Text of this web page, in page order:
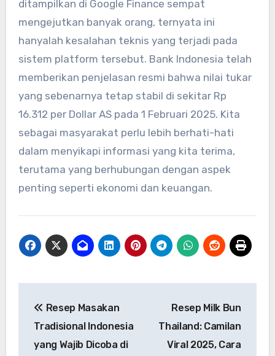
ditampilkan di Google Finance sempat
mengejutkan banyak orang, ternyata ini
hanyalah kesalahan teknis yang terjadi pada
sistem platform tersebut. Bank Indonesia telah
memberikan penjelasan resmi bahwa nilai tukar
yang sebenarnya tetap stabil di sekitar Rp
16.312 per Dollar AS pada 1 Februari 2025. Kita
sebagai masyarakat perlu lebih berhati-hati
dalam menyikapi informasi yang kita terima,
terutama yang berhubungan dengan aspek
penting seperti ekonomi dan keuangan.
pos
Resep Masakan
Tradisional Indonesia
yang Wajib Dicoba di
Resep Milk Bun
Thailand: Camilan
Viral 2025, Cara